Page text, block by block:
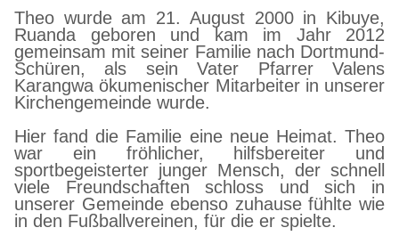
Theo wurde am 21. August 2000 in Kibuye,
Ruanda geboren und kam im Jahr 2012
gemeinsam mit seiner Familie nach Dortmund-
Schüren, als sein Vater Pfarrer Valens
Karangwa ökumenischer Mitarbeiter in unserer
Kirchengemeinde wurde.
Hier fand die Familie eine neue Heimat. Theo
war ein fröhlicher, hilfsbereiter und
sportbegeisterter junger Mensch, der schnell
viele Freundschaften schloss und sich in
unserer Gemeinde ebenso zuhause fühlte wie
in den Fußballvereinen, für die er spielte.